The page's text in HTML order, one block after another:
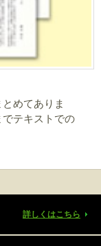
めてありま
テキストでの
詳しくはこちら